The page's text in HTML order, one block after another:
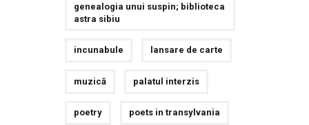
genealogia unui suspin; biblioteca
astra sibiu
incunabule lansare de carte
muzică palatul interzis
poetry poets in transylvania